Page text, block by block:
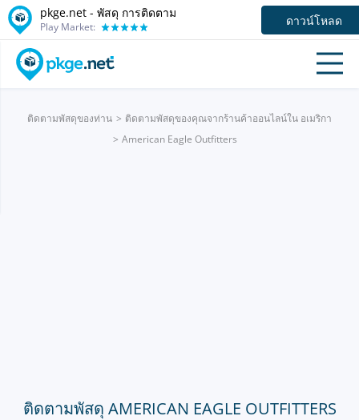
pkge.net - พัสดุ การติดตาม
Play Market: ดาวน์โหลด
ติดตามพัสดุของท่าน
ติดตามพัสดุของคุณจากร้านค้าออนไลน์ใน อเมริกา
American Eagle Outfitters
ติดตามพัสดุ AMERICAN EAGLE OUTFITTERS